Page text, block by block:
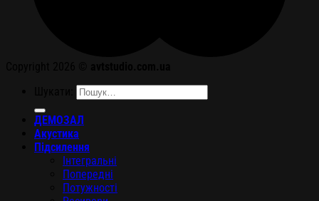
ДЕМОЗАЛ
Акустика
Підсилення
Інтегральні
Попередні
Потужності